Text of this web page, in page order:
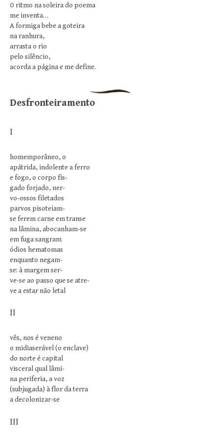
O ritmo na soleira do poema
me inventa…
A formiga bebe a goteira
na ranhura,
arrasta o rio
pelo silêncio,
acorda a página e me define.
Desfronteiramento
I
homemporâneo, o
apátrida, indolente a ferro
e fogo, o corpo fis-
gado forjado, ner-
vo-ossos filetados
parvos pisoteiam-
se ferem carne em transe
na lâmina, abocanham-se
em fuga sangram
ódios hematomas
enquanto negam-
se: à margem ser-
ve-se ao passo que se atre-
ve a estar não letal
II
vês, nos é veneno
o midiaserável (o enclave)
do norte é capital
visceral qual lâmi-
na periferia, a voz
(subjugada) à flor da terra
a decolonizar-se
III